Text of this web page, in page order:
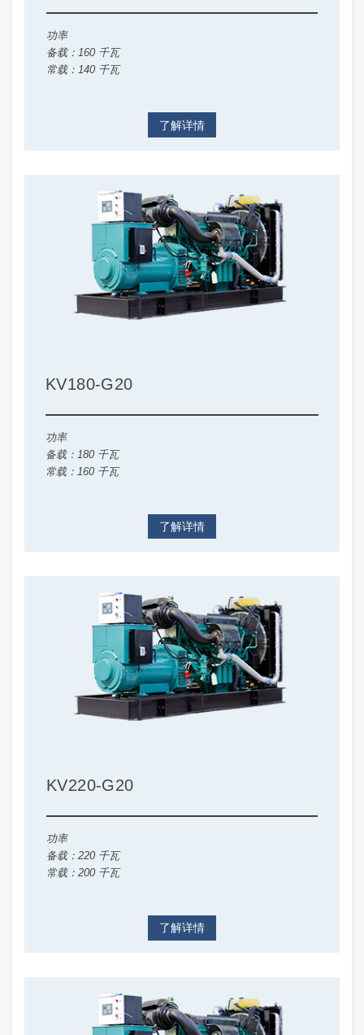
功率
备载：160 千瓦
常载：140 千瓦
了解详情
KV180-G20
功率
备载：180 千瓦
常载：160 千瓦
了解详情
KV220-G20
功率
备载：220 千瓦
常载：200 千瓦
了解详情